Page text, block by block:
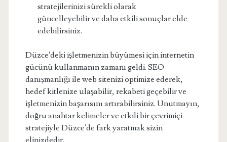
stratejilerinizi sürekli olarak
güncelleyebilir ve daha etkili sonuçlar elde
edebilirsiniz.
Düzce'deki işletmenizin büyümesi için internetin
gücünü kullanmanın zamanı geldi. SEO
danışmanlığı ile web sitenizi optimize ederek,
hedef kitlenize ulaşabilir, rekabeti geçebilir ve
işletmenizin başarısını artırabilirsiniz. Unutmayın,
doğru anahtar kelimeler ve etkili bir çevrimiçi
stratejiyle Düzce'de fark yaratmak sizin
elinizdedir.